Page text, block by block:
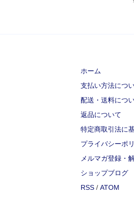
ホーム
支払い方法につ
配送・送料につ
返品について
特定商取引法に
プライバシーポ
メルマガ登録・
ショップブログ
RSS / ATOM